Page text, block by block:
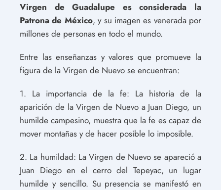
Virgen de Guadalupe es considerada la
Patrona de México, y su imagen es venerada por
millones de personas en todo el mundo.
Entre las enseñanzas y valores que promueve la
figura de la Virgen de Nuevo se encuentran:
1. La importancia de la fe: La historia de la
aparición de la Virgen de Nuevo a Juan Diego, un
humilde campesino, muestra que la fe es capaz de
mover montañas y de hacer posible lo imposible.
2. La humildad: La Virgen de Nuevo se apareció a
Juan Diego en el cerro del Tepeyac, un lugar
humilde y sencillo. Su presencia se manifestó en